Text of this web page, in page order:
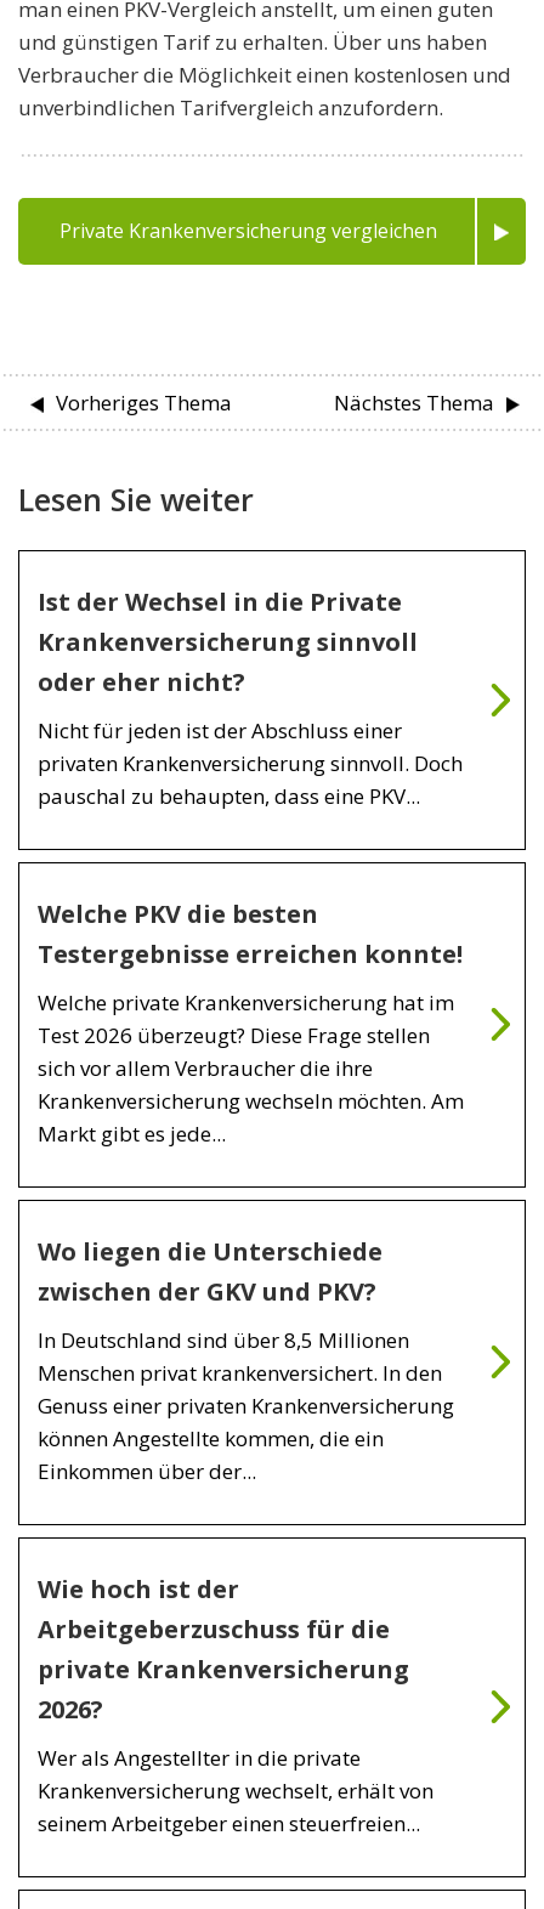
man einen PKV-Vergleich anstellt, um einen guten
und günstigen Tarif zu erhalten. Über uns haben
Verbraucher die Möglichkeit einen kostenlosen und
unverbindlichen Tarifvergleich anzufordern.
Private Krankenversicherung vergleichen
Vorheriges Thema Nächstes Thema
Lesen Sie weiter
Ist der Wechsel in die Private
Krankenversicherung sinnvoll
oder eher nicht?
Nicht für jeden ist der Abschluss einer
privaten Krankenversicherung sinnvoll. Doch
pauschal zu behaupten, dass eine PKV...
Welche PKV die besten
Testergebnisse erreichen konnte!
Welche private Krankenversicherung hat im
Test 2026 überzeugt? Diese Frage stellen
sich vor allem Verbraucher die ihre
Krankenversicherung wechseln möchten. Am
Markt gibt es jede...
Wo liegen die Unterschiede
zwischen der GKV und PKV?
In Deutschland sind über 8,5 Millionen
Menschen privat krankenversichert. In den
Genuss einer privaten Krankenversicherung
können Angestellte kommen, die ein
Einkommen über der...
Wie hoch ist der
Arbeitgeberzuschuss für die
private Krankenversicherung
2026?
Wer als Angestellter in die private
Krankenversicherung wechselt, erhält von
seinem Arbeitgeber einen steuerfreien...